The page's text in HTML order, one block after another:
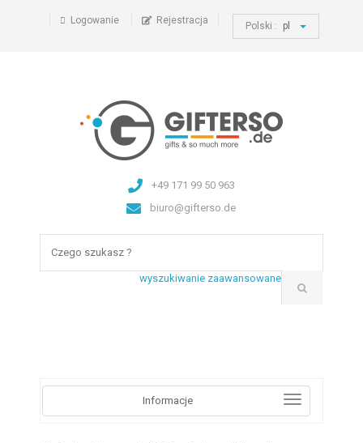
Logowanie Rejestracja Polski : pl
+49 171 99 50 963
biuro@gifterso.de
wyszukiwanie zaawansowane
Informacje